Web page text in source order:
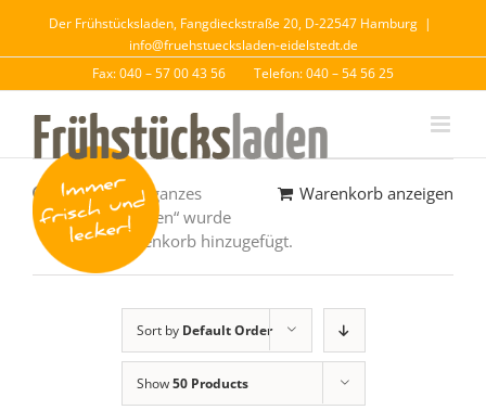
Der Frühstücksladen, Fangdieckstraße 20, D-22547 Hamburg |
info@fruehstuecksladen-eidelstedt.de
Fax: 040 – 57 00 43 56
Telefon: 040 – 54 56 25
Warenkorb anzeigen
„Girossalat – ganzes
Weizenbrötchen“ wurde
deinem Warenkorb hinzugefügt.
Sort by Default Order
Show50 Products